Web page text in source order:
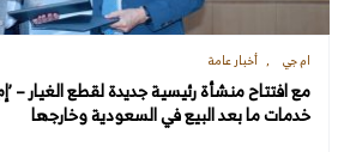
ام جي أخبار عامة
مع افتتاح منشأة رئيسية جديدة لقطع الغيار –
خدمات ما بعد البيع في السعودية وخارجها